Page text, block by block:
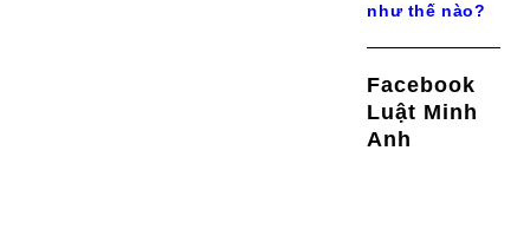
như thế nào?
Facebook
Luật Minh
Anh